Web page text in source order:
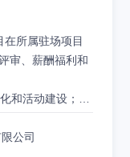
变能力强，能承
英语作为工作语
情及抗压性，愿
在所属驻场项目
审、薪酬福利和
和活动建设；组
武汉、东莞
公司